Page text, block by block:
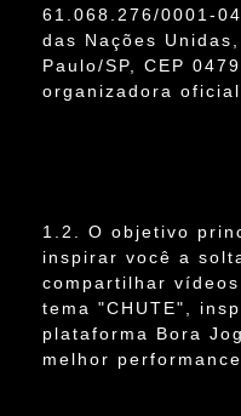
61.068.276/0001-
das Nações
Paulo/SP, CEP
organizadora oficial
1.2. O objetivo
inspirar você a
compartilhar
tema "CHUTE",
plataforma Bora
melhor